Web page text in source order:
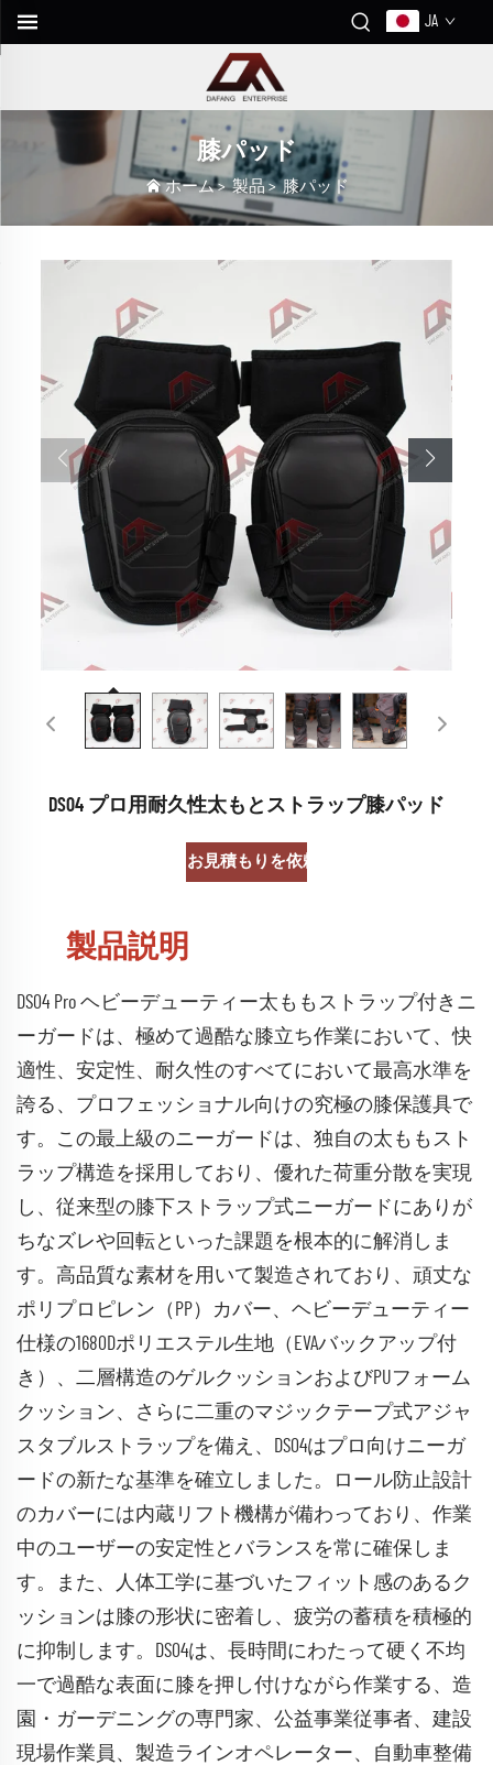
JA
膝パッド
ホーム>製品> 膝パッド
DS04 プロ用耐久性太もとストラップ膝パッド
お見積もりを依頼する
製品説明
DS04 Pro ヘビーデューティー太ももストラップ付きニ
ーガードは、極めて過酷な膝立ち作業において、快
適性、安定性、耐久性のすべてにおいて最高水準を
誇る、プロフェッショナル向けの究極の膝保護具で
す。この最上級のニーガードは、独自の太ももスト
ラップ構造を採用しており、優れた荷重分散を実現
し、従来型の膝下ストラップ式ニーガードにありが
ちなズレや回転といった課題を根本的に解消しま
す。高品質な素材を用いて製造されており、頑丈な
ポリプロピレン（PP）カバー、ヘビーデューティー
仕様の1680Dポリエステル生地（EVAバックアップ付
き）、二層構造のゲルクッションおよびPUフォーム
クッション、さらに二重のマジックテープ式アジャ
スタブルストラップを備え、DS04はプロ向けニーガ
ードの新たな基準を確立しました。ロール防止設計
のカバーには内蔵リフト機構が備わっており、作業
中のユーザーの安定性とバランスを常に確保しま
す。また、人体工学に基づいたフィット感のあるク
ッションは膝の形状に密着し、疲労の蓄積を積極的
に抑制します。DS04は、長時間にわたって硬く不均
一で過酷な表面に膝を押し付けながら作業する、造
園・ガーデニングの専門家、公益事業従事者、建設
現場作業員、製造ラインオペレーター、自動車整備